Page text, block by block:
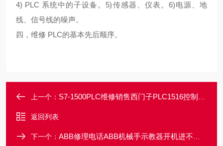
4) PLC 系统中的子设备。 5)传感器、仪表。 6)电源、地
线、信号线的噪声。
四，维修 PLC的基本先后顺序。
上一个： S7-1500PLC维修销售西门子PLC1516控制器启动屏幕不亮维修电话
返回列表
下一个： ABB修理电话ABB机械手示教器开机进不去系统主界面修理